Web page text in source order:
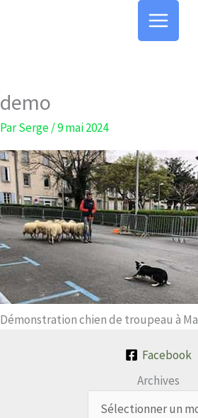
demo
ParSerge/9 mai 2024
Démonstration chien de troupeau à
Facebook
Archives